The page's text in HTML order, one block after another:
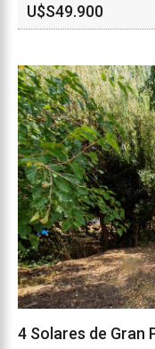
U$S49.900
4 Solares de Gran